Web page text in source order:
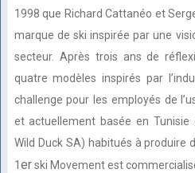
1998 que Richard Cattanéo et
marque de ski inspirée par une
secteur. Après trois ans de
quatre modèles inspirés par
challenge pour les employés de
et actuellement basée en
Wild Duck SA) habitués à produire
1 erski Movement est